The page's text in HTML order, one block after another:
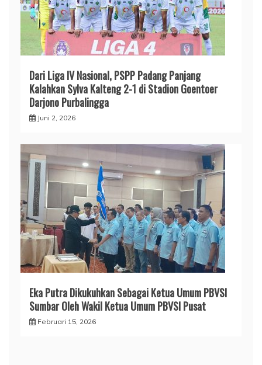
Dari Liga IV Nasional, PSPP Padang Panjang
Kalahkan Sylva Kalteng 2-1 di Stadion Goentoer
Darjono Purbalingga
Juni 2, 2026
Eka Putra Dikukuhkan Sebagai Ketua Umum PBVSI
Sumbar Oleh Wakil Ketua Umum PBVSI Pusat
Februari 15, 2026